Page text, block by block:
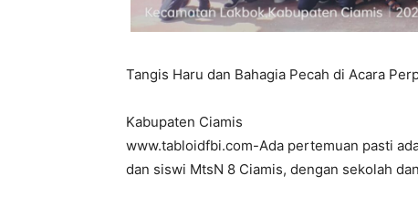
Tangis Haru dan Bahagia Pecah di Acara
Kabupaten Ciamis
www.tabloidfbi.com-Ada pertemuan pasti
dan siswi MtsN 8 Ciamis, dengan sekolah